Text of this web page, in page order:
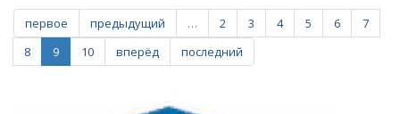
38
показала
видео
задержания
первое предыдущий … 2 3 4 5 6
7
8
9 10 вперёд последний